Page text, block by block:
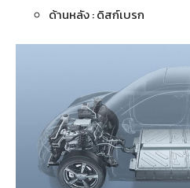
ด้านหลัง : ดิสก์เบรก